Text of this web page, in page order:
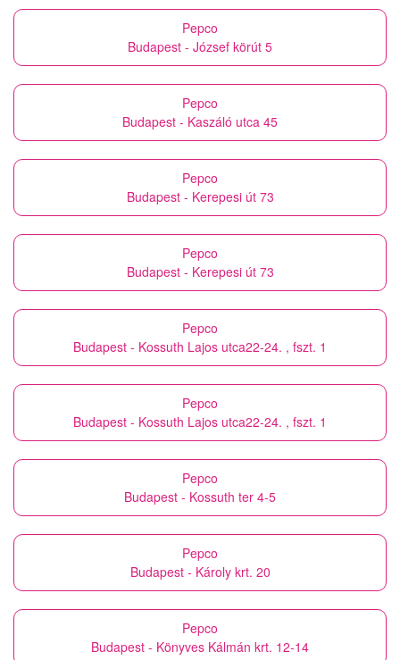
Pepco
Budapest - József körút 5
Pepco
Budapest - Kaszáló utca 45
Pepco
Budapest - Kerepesi út 73
Pepco
Budapest - Kerepesi út 73
Pepco
Budapest - Kossuth Lajos utca22-24. , fszt. 1
Pepco
Budapest - Kossuth Lajos utca22-24. , fszt. 1
Pepco
Budapest - Kossuth ter 4-5
Pepco
Budapest - Károly krt. 20
Pepco
Budapest - Könyves Kálmán krt. 12-14